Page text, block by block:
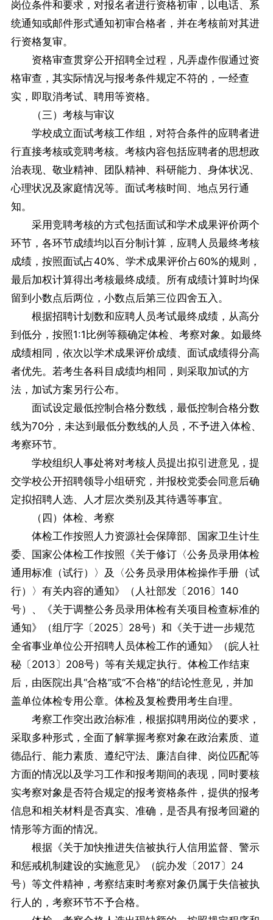
岗位条件和要求，对报名者进行资格初审，以电话、系
统通知或邮件形式通知初审合格者，并在考核前对其进
行资格复审。
资格审查贯穿公开招聘全过程，凡弄虚作假通过资
格审查，其实际情况与报考条件规定不符的，一经查
实，即取消考试、聘用等资格。
（三）考核与审议
学校成立面试考核工作组，对符合条件的应聘者进
行直接考核或竞聘考核。考核内容包括应聘者的思想政
治表现、敬业精神、团队精神、科研能力、身体状况、
心理状况及家庭情况等。面试考核时间、地点另行通
知。
采用竞聘考核的方式包括面试和学术成果评价两个
环节，各环节成绩均以百分制计算，应聘人员最终考核
成绩，按照面试占40%、学术成果评价占60%的规则，
最后加权计算得出考核最终成绩。所有成绩计算时均保
留到小数点后两位，小数点后第三位四舍五入。
根据招聘计划数和应聘人员考试最终成绩，从高分
到低分，按照1:1比例等额确定体检、考察对象。如最终
成绩相同，依次以学术成果评价成绩、面试成绩得分高
者优先。若考生各科目成绩均相同，则采取加试的方
法，加试方案另行公布。
面试设定最低控制合格分数线，最低控制合格分数
线为70分，未达到最低分数线的人员，不予进入体检、
考察环节。
学校组织人事处将对考核人员提出拟引进意见，提
交学校公开招聘领导小组研究，并报校党委会同意后确
定拟招聘人选、人才层次类别及其待遇等事宜。
（四）体检、考察
体检工作按照人力资源社会保障部、国家卫生计生
委、国家公体检工作按照《关于修订〈公务员录用体检
通用标准（试行）〉及〈公务员录用体检操作手册（试
行）〉有关内容的通知》（人社部发〔2016〕140
号）、《关于调整公务员录用体检有关项目检查标准的
通知》（组厅字〔2025〕28号）和《关于进一步规范
全省事业单位公开招聘人员体检工作的通知》（皖人社
秘〔2013〕208号）等有关规定执行。体检工作结束
后，由医院出具“合格”或“不合格”的结论性意见，并加
盖单位体检专用公章。体检及复检费用考生自理。
考察工作突出政治标准，根据拟聘用岗位的要求，
采取多种形式，全面了解掌握考察对象在政治素质、道
德品行、能力素质、遵纪守法、廉洁自律、岗位匹配等
方面的情况以及学习工作和报考期间的表现，同时要核
实考察对象是否符合规定的报考资格条件，提供的报考
信息和相关材料是否真实、准确，是否具有报考回避的
情形等方面的情况。
根据《关于加快推进失信被执行人信用监督、警示
和惩戒机制建设的实施意见》（皖办发〔2017〕24
号）等文件精神，考察结束时考察对象仍属于失信被执
行人的，考察环节不予合格。